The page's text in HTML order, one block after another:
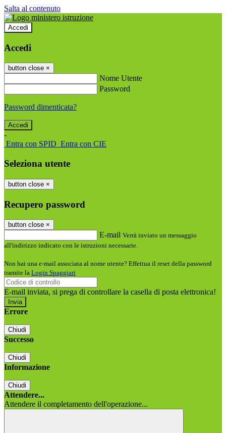
Salta al contenuto
Accedi
Accedi
button close ×
Nome Utente
Password
Password dimenticata?
-
Entra con SPID Entra con CIE
Seleziona utente
button close ×
Recupero password
button close ×
E-mail Verrà inviato un messaggio
all'indirizzo indicato con le istruzioni necessarie.
Non hai una e-mail associata al nome utente? Effettua il reset della password
tramite la Login Spaggiari
E-mail inviata, si prega di controllare la casella di posta elettronica!
Errore
Chiudi
Successo
Chiudi
Informazione
Chiudi
Attendere...
Attendere il completamento dell'operazione...